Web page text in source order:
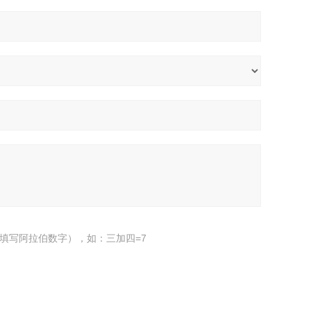
写阿拉伯数字），如：三加四=7